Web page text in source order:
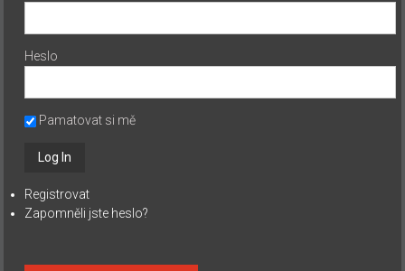
Heslo
Pamatovat si mě
Registrovat
Zapomněli jste heslo?